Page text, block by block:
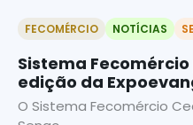
FECOMÉRCIO NOTÍCIAS
Sistema
edição da
O Sistema Fecomércio